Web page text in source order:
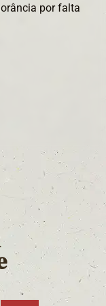
por falta